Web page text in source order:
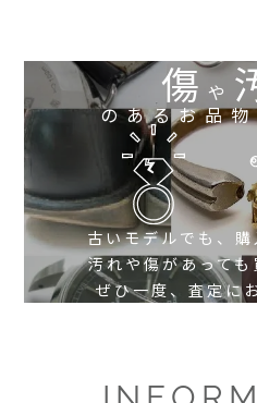
傷や
のあるお品
古いモデルでも、
汚れや傷があって
ぜひ一度、査定に